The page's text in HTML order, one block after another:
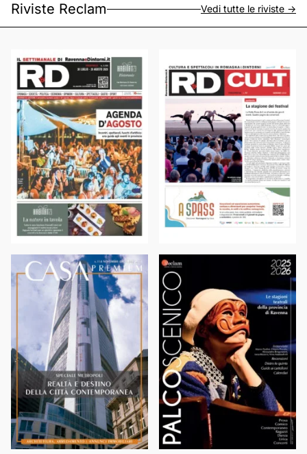
Riviste Reclam Vedi tutte le riviste ->